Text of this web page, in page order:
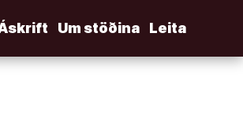
Leita
Um stöðina